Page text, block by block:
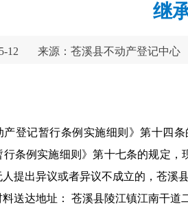
继
12 来源：苍溪县不动产登记中心
产登记暂行条例实施细则》第十四
行条例实施细则》第十七条的规定
提出异议或者异议不成立的，苍溪
送达地址： 苍溪县陵江镇江南干道